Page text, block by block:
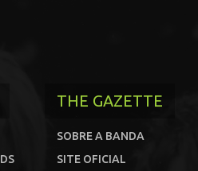
THE GAZETTE
SOBRE A BANDA
SITE OFICIAL